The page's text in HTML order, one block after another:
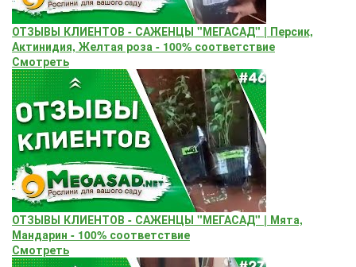
ОТЗЫВЫ КЛИЕНТОВ - САЖЕНЦЫ "МЕГАСАД" | Персик,
Актинидия, Желтая роза - 100% соответствие
Смотреть
ОТЗЫВЫ КЛИЕНТОВ - САЖЕНЦЫ "МЕГАСАД" | Мята,
Мандарин - 100% соответствие
Смотреть